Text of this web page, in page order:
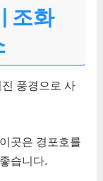
조화
풍경으로 사
곳은 경포호를
습니다.